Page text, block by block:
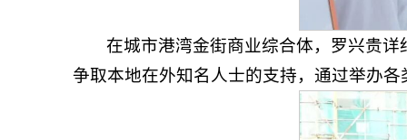
在城市港湾金街商业综合体，罗兴贵
争取本地在外知名人士的支持，通过举办